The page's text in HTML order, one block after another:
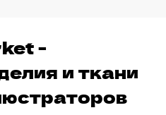
-
и ткани